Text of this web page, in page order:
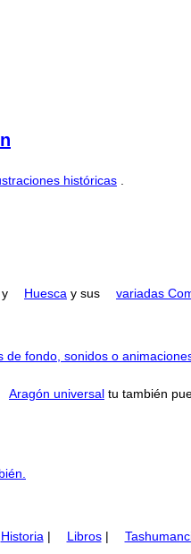
históricas
y Huesca y sus variadas
de fondo, sonidos o
Aragón universal tu también
Historia | Libros|